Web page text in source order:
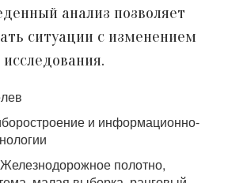
анализ позволяет
ситуации с изменением
и информационно-
Железнодорожное полотно,